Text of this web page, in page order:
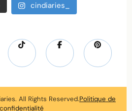
cindiaries_
. All Rights Reserved.Politique de
confidentialité